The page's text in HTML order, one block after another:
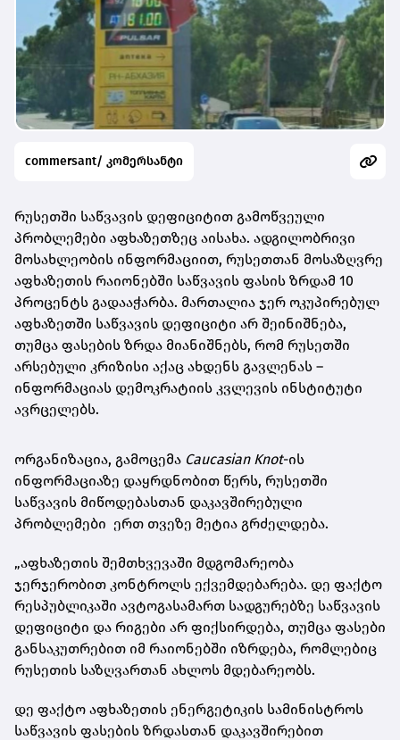
commersant/ კომერსანტი
რუსეთში საწვავის დეფიციტით გამოწვეული
პრობლემები აფხაზეთზეც აისახა. ადგილობრივი
მოსახლეობის ინფორმაციით, რუსეთთან მოსაზღვრე
აფხაზეთის რაიონებში საწვავის ფასის ზრდამ 10
პროცენტს გადააჭარბა. მართალია ჯერ ოკუპირებულ
აფხაზეთში საწვავის დეფიციტი არ შეინიშნება,
თუმცა ფასების ზრდა მიანიშნებს, რომ რუსეთში
არსებული კრიზისი აქაც ახდენს გავლენას –
ინფორმაციას დემოკრატიის კვლევის ინსტიტუტი
ავრცელებს.
ორგანიზაცია, გამოცემა Caucasian Knot-ის
ინფორმაციაზე დაყრდნობით წერს, რუსეთში
საწვავის მიწოდებასთან დაკავშირებული
პრობლემები ერთ თვეზე მეტია გრძელდება.
„აფხაზეთის შემთხვევაში მდგომარეობა
ჯერჯერობით კონტროლს ექვემდებარება. დე ფაქტო
რესპუბლიკაში ავტოგასამართ სადგურებზე საწვავის
დეფიციტი და რიგები არ ფიქსირდება, თუმცა ფასები
განსაკუთრებით იმ რაიონებში იზრდება, რომლებიც
რუსეთის საზღვართან ახლოს მდებარეობს.
დე ფაქტო აფხაზეთის ენერგეტიკის სამინისტროს
საწვავის ფასების ზრდასთან დაკავშირებით